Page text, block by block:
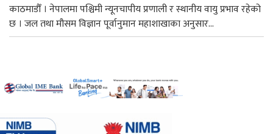
काठमाडौँ । नेपालमा पश्चिमी न्यूनचापीय प्रणाली र स्थानीय वायु प्रभाव रहेको
छ । जल तथा मौसम विज्ञान पूर्वानुमान महाशाखाका अनुसार...